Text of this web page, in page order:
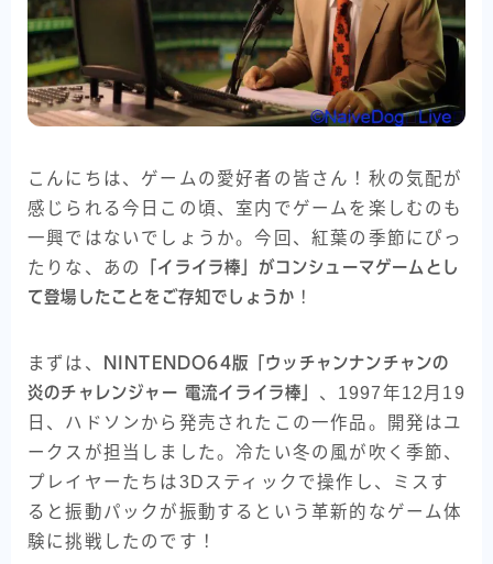
こんにちは、ゲームの愛好者の皆さん！秋の気配が
感じられる今日この頃、室内でゲームを楽しむのも
一興ではないでしょうか。今回、紅葉の季節にぴっ
たりな、あの
「イライラ棒」がコンシューマゲームとし
て登場したことをご存知でしょうか ！
まずは、
NINTENDO64版「ウッチャンナンチャンの
炎のチャレンジャー 電流イライラ棒」 、1997年12月19
日、ハドソンから発売されたこの一作品。開発はユ
ークスが担当しました。冷たい冬の風が吹く季節、
プレイヤーたちは3Dスティックで操作し、ミスす
ると振動パックが振動するという革新的なゲーム体
験に挑戦したのです！